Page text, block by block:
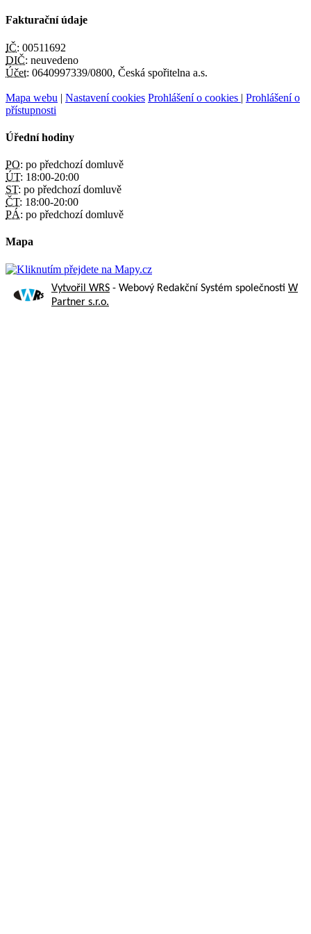
Fakturační údaje
IČ: 00511692
DIČ: neuvedeno
Účet: 0640997339/0800, Česká spořitelna a.s.
Mapa webu | Nastavení cookies Prohlášení o cookies | Prohlášení o
přístupnosti
Úřední hodiny
PO: po předchozí domluvě
ÚT: 18:00-20:00
ST: po předchozí domluvě
ČT: 18:00-20:00
PÁ: po předchozí domluvě
Mapa
Vytvořil WRS - Webový Redakční Systém společnosti W
Partner s.r.o.